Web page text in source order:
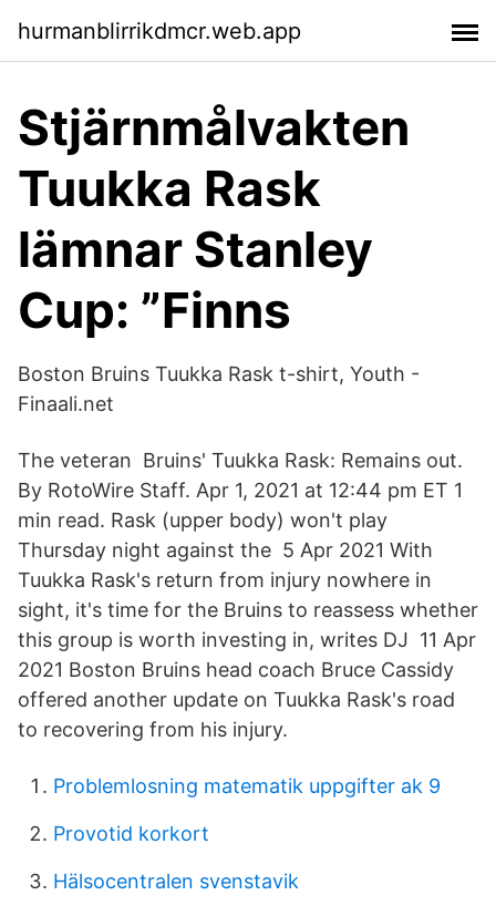
hurmanblirrikdmcr.web.app
Stjärnmålvakten
Tuukka Rask
lämnar Stanley
Cup: ”Finns
Boston Bruins Tuukka Rask t-shirt, Youth -
Finaali.net
The veteran Bruins' Tuukka Rask: Remains out.
By RotoWire Staff. Apr 1, 2021 at 12:44 pm ET 1
min read. Rask (upper body) won't play
Thursday night against the 5 Apr 2021 With
Tuukka Rask's return from injury nowhere in
sight, it's time for the Bruins to reassess whether
this group is worth investing in, writes DJ 11 Apr
2021 Boston Bruins head coach Bruce Cassidy
offered another update on Tuukka Rask's road
to recovering from his injury.
Problemlosning matematik uppgifter ak 9
Provotid korkort
Hälsocentralen svenstavik